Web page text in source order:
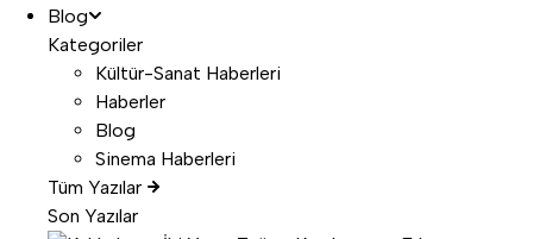
Blog
Kategoriler
Kültür-Sanat Haberleri
Haberler
Blog
Sinema Haberleri
Tüm Yazılar
Son Yazılar